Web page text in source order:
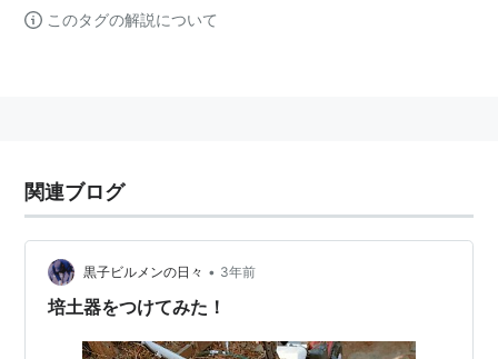
このタグの解説について
関連ブログ
黒子ビルメンの日々 • 3年前
培土器をつけてみた！